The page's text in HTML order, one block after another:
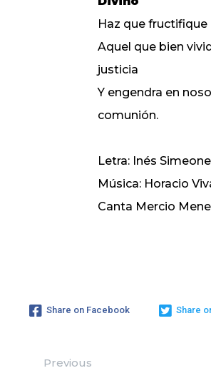
Haz que
Aquel que bien
justicia
Y engendra en
comunión.
Letra: Inés Simeone
Música: Horacio
Canta Mercio
Share on Facebook Share
Previous